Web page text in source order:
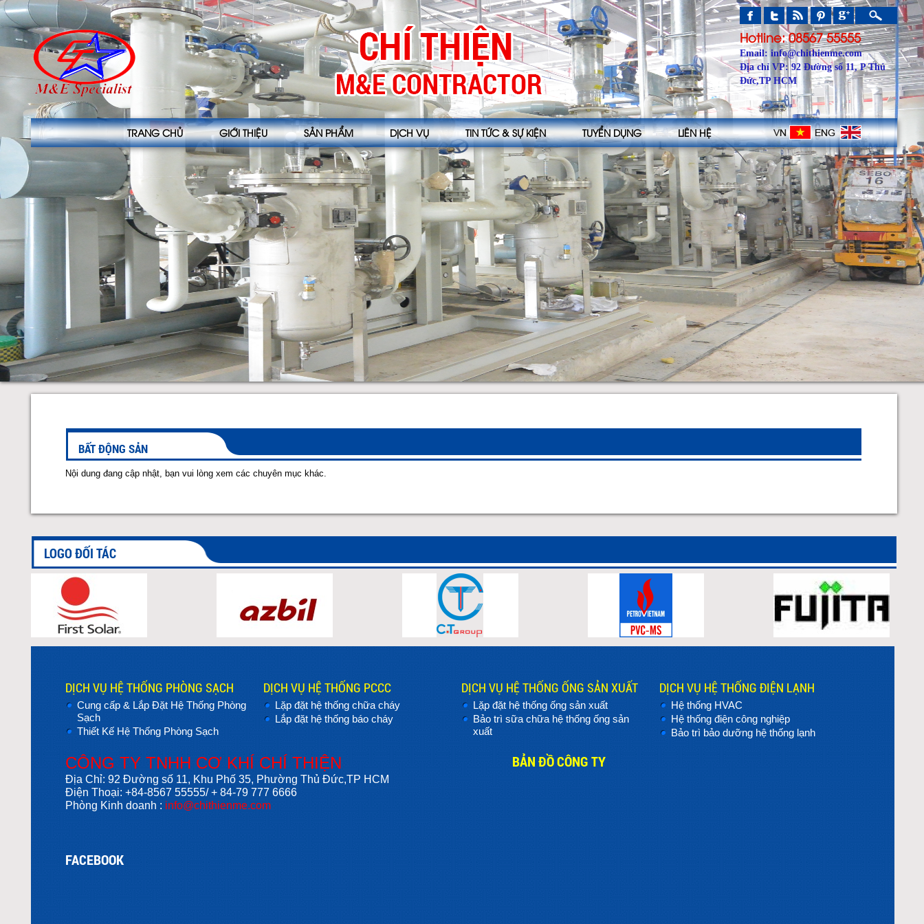
Hotline:08567 55555
Email: info@chithienme.com
Địa chỉ VP: 92 Đường số 11, P Thủ
Đức,TP HCM
TRANG CHỦ GIỚI THIỆU SẢN PHẨM DỊCH VỤ TIN TỨC & SỰ KIỆN TUYỂN DỤNG LIÊN HỆ
BẤT ĐỘNG SẢN
Nội dung đang cập nhật, bạn vui lòng xem các chuyên mục khác.
LOGO ĐỐI TÁC
DỊCH VỤ HỆ THỐNG PHÒNG SẠCH
Cung cấp & Lắp Đặt Hệ Thống Phòng
Sạch
Thiết Kế Hệ Thống Phòng Sạch
DỊCH VỤ HỆ THỐNG PCCC
Lặp đặt hệ thống chữa cháy
Lắp đặt hệ thống báo cháy
DỊCH VỤ HỆ THỐNG ỐNG SẢN XUẤT
Lặp đặt hệ thống ống sản xuất
Bảo trì sữa chữa hệ thống ống sản
xuất
DỊCH VỤ HỆ THỐNG ĐIỆN LẠNH
Hệ thống HVAC
Hệ thống điện công nghiệp
Bảo trì bảo dưỡng hệ thống lạnh
CÔNG TY TNHH CƠ KHÍ CHÍ THIỆN
Địa Chỉ: 92 Đường số 11, Khu Phố 35, Phường Thủ Đức,TP HCM
Điện Thoại: +84-8567 55555/ + 84-79 777 6666
Phòng Kinh doanh : info@chithienme.com
FACEBOOK
BẢN ĐỒ CÔNG TY